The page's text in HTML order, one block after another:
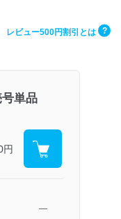
レビュー500円割引とは ?
単品
円
―